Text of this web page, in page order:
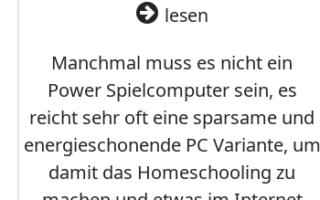
lesen
Manchmal muss es nicht ein
Power Spielcomputer sein, es
reicht sehr oft eine sparsame und
energieschonende PC Variante, um
damit das Homeschooling zu